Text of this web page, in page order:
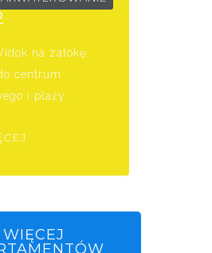
na zatokę.
centrum
i plaży.
WIĘCEJ